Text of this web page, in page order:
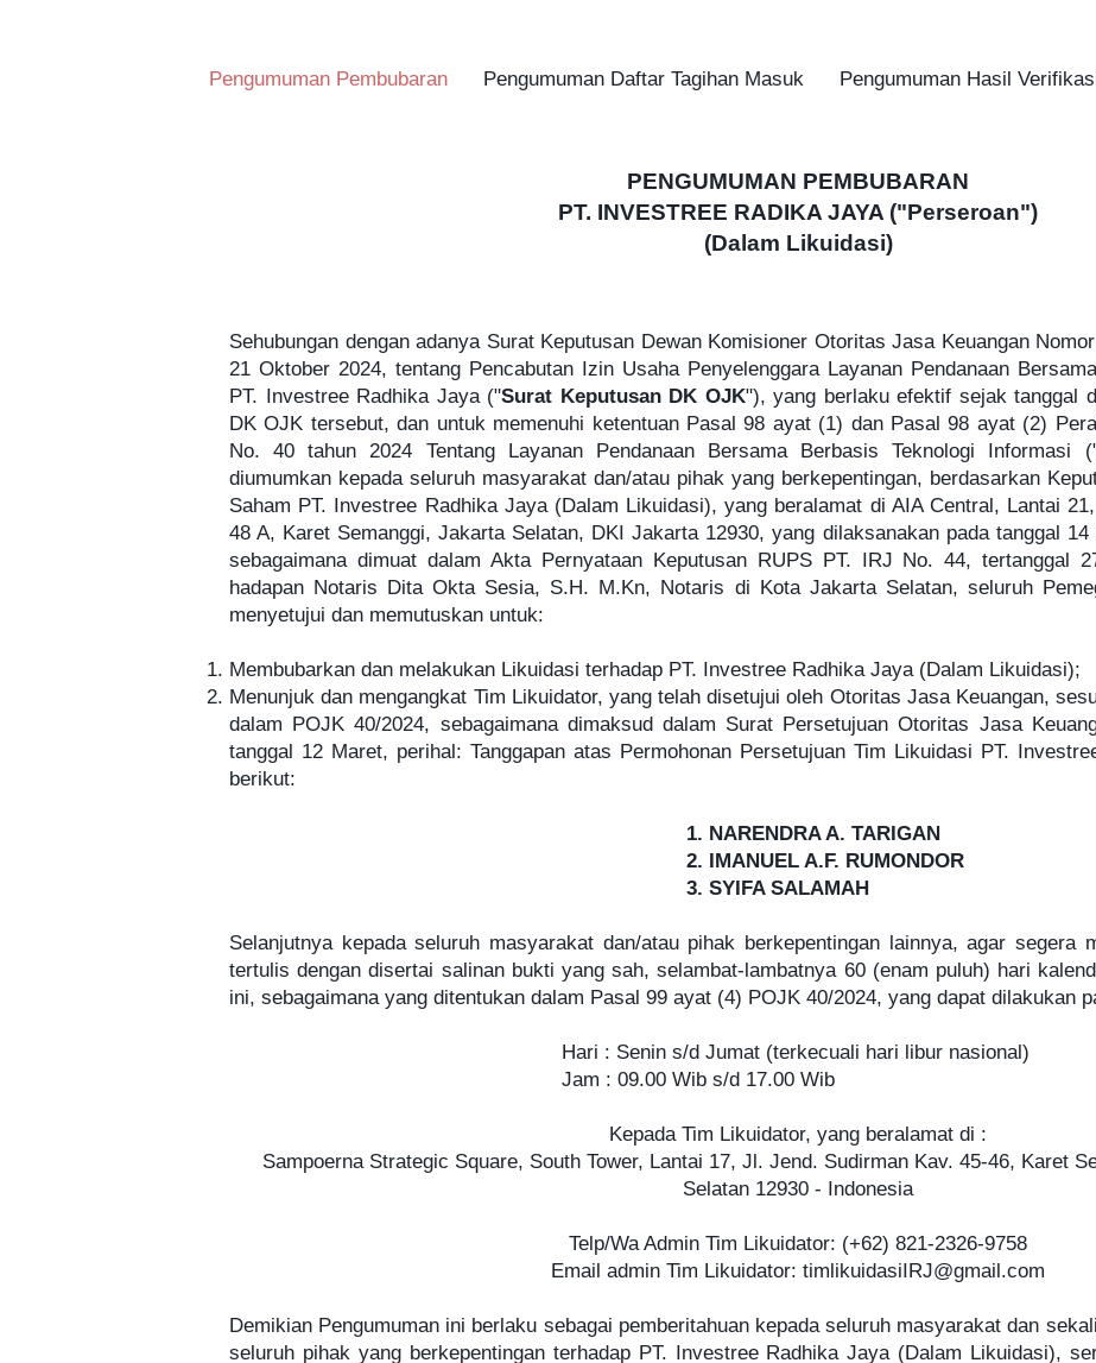
Pengumuman Pembubaran Pengumuman Daftar Tagihan Masuk Pengumuman Hasil
PENGUMUMAN PEMBUBARAN
PT. INVESTREE RADIKA JAYA ("Perseroan")
(Dalam Likuidasi)
Sehubungan dengan adanya Surat Keputusan Dewan Komisioner Otoritas Jasa Keuangan
21 Oktober 2024, tentang Pencabutan Izin Usaha Penyelenggara Layanan Pendanaan
PT. Investree Radhika Jaya ("Surat Keputusan DK OJK"), yang berlaku efektif sejak tanggal
DK OJK tersebut, dan untuk memenuhi ketentuan Pasal 98 ayat (1) dan Pasal 98 ayat (2)
No. 40 tahun 2024 Tentang Layanan Pendanaan Bersama Berbasis Teknologi Informasi
diumumkan kepada seluruh masyarakat dan/atau pihak yang berkepentingan, berdasarkan
Saham PT. Investree Radhika Jaya (Dalam Likuidasi), yang beralamat di AIA Central, Lantai
48 A, Karet Semanggi, Jakarta Selatan, DKI Jakarta 12930, yang dilaksanakan pada tanggal
sebagaimana dimuat dalam Akta Pernyataan Keputusan RUPS PT. IRJ No. 44, tertanggal
hadapan Notaris Dita Okta Sesia, S.H. M.Kn, Notaris di Kota Jakarta Selatan, seluruh
menyetujui dan memutuskan untuk:
Membubarkan dan melakukan Likuidasi terhadap PT. Investree Radhika Jaya (Dalam Likuidasi);
Menunjuk dan mengangkat Tim Likuidator, yang telah disetujui oleh Otoritas Jasa Keuangan,
dalam POJK 40/2024, sebagaimana dimaksud dalam Surat Persetujuan Otoritas Jasa
tanggal 12 Maret, perihal: Tanggapan atas Permohonan Persetujuan Tim Likuidasi PT.
berikut:
1. NARENDRA A. TARIGAN
2. IMANUEL A.F. RUMONDOR
3. SYIFA SALAMAH
Selanjutnya kepada seluruh masyarakat dan/atau pihak berkepentingan lainnya, agar segera
tertulis dengan disertai salinan bukti yang sah, selambat-lambatnya 60 (enam puluh) hari
ini, sebagaimana yang ditentukan dalam Pasal 99 ayat (4) POJK 40/2024, yang dapat dilakukan
Hari : Senin s/d Jumat (terkecuali hari libur nasional)
Jam : 09.00 Wib s/d 17.00 Wib​
Kepada Tim Likuidator, yang beralamat di :​
Sampoerna Strategic Square, South Tower, Lantai 17, Jl. Jend. Sudirman Kav. 45-46, Karet
Selatan 12930 - Indonesia​​
Telp/Wa Admin Tim Likuidator: ‪(+62) 821-2326-9758‬
Email admin Tim Likuidator: timlikuidasiIRJ@gmail.com
Demikian Pengumuman ini berlaku sebagai pemberitahuan kepada seluruh masyarakat dan
seluruh pihak yang berkepentingan terhadap PT. Investree Radhika Jaya (Dalam Likuidasi),